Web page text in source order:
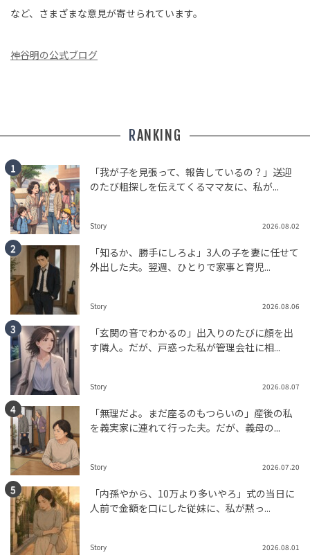
など、さまざまな意見が寄せられています。
神谷明の公式ブログ
RANKING
「我が子を見張って、報告しているの？」送迎
のたび粗探しを伝えてくるママ友に、私が...
Story 2026.08.02
「知るか、勝手にしろよ」3人の子を妻に任せて
外出した夫。翌週、ひとりで家事と育児...
Story 2026.08.06
「玄関の音でわかるの」出入りのたびに顔を出
す隣人。だが、戸惑った私が管理会社に相...
Story 2026.08.07
「無理だよ。まだ座るのもつらいの」産後の私
を義実家に連れて行った夫。だが、義母の...
Story 2026.07.20
「内孫やから、10万より多いやろ」式の当日に
人前で金額を口にした従妹に、私が黙っ...
Story 2026.08.01